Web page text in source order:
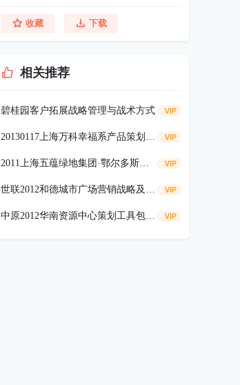
收藏 下载
相关推荐
碧桂园客户拓展战略管理与战术方式
20130117上海万科幸福系产品策划内容详细解读64p
2011上海五蕴绿地集团·鄂尔多斯巡展活动方案69p
世联2012和德城市广场营销战略及策略报告108P
中原2012华南资源中心策划工具包78P